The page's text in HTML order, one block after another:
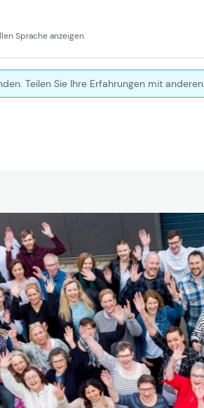
Sprache anzeigen.
Teilen Sie Ihre Erfahrungen mit anderen.